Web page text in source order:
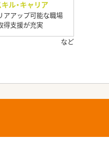
ル・キャリア
アアップ可能な職場
得支援が充実